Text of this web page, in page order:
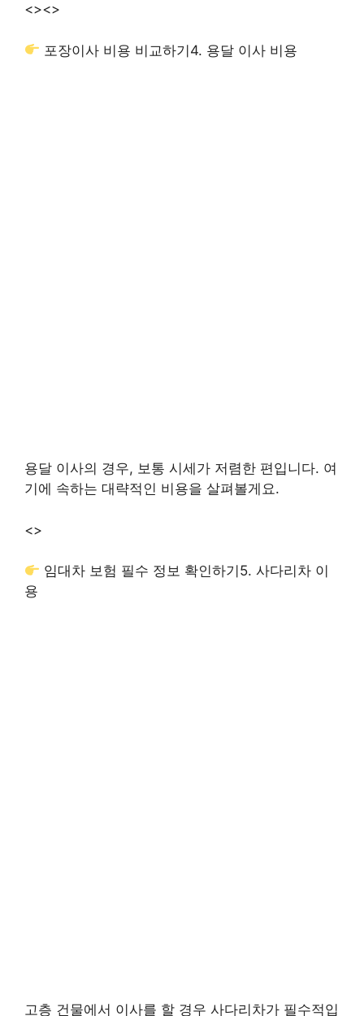
<><>
포장이사 비용 비교하기4. 용달 이사 비용
용달 이사의 경우, 보통 시세가 저렴한 편입니다. 여
기에 속하는 대략적인 비용을 살펴볼게요.
<>
임대차 보험 필수 정보 확인하기 5. 사다리차 이
용
고층 건물에서 이사를 할 경우 사다리차가 필수적입